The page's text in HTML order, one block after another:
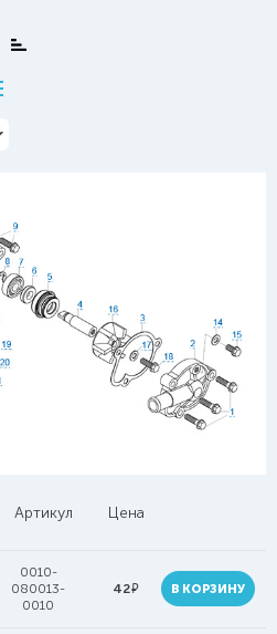
Артикул Цена
0010-
080013-
0010
42руб. В КОРЗИНУ